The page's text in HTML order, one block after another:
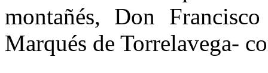
montañés, Don
Marqués de Torrelavega-